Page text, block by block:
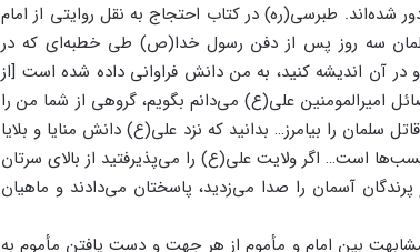
شده‌اند. طبرسی(ره) در کتاب احتجاج به نقل روایتی از امام
سه روز پس از دفن رسول خدا(ص) طی خطبه‌ای که در
آن اندیشه کنید، به من دانش فراوانی داده شده است [از
امیرالمومنین علی(ع) می‌دانم بگویم، گروهی از شما من را
سلمان را بیامرز… بدانید که نزد علی(ع) دانش منایا و بلایا
است… اگر ولایت علی(ع) را می‌پذیرفتید از بالای سرتان
آسمان را صدا می‌زدید، پاسختان می‌دادند و ماهیان
بین امام و مأموم از هر جهت و دست یافتن مأموم به